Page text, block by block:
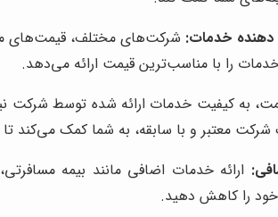
دهنده خدمات: شرکت‌های مختلف، قیمت‌های
را با مناسب‌ترین قیمت ارائه می‌دهد.
معتبر و با سابقه، به شما کمک می‌کند
ارائه خدمات اضافی مانند بیمه
را کاهش دهید.